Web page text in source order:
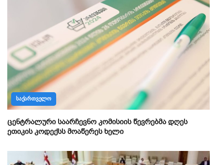
ᲡᲐᲥᲐᲠᲗᲕᲔᲚᲝ
ცენტრალური საარჩევნო კომისიის წევრებმა დღეს
ეთიკის კოდექსს მოაწერეს ხელი